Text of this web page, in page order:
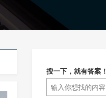
搜一下，就有答案！